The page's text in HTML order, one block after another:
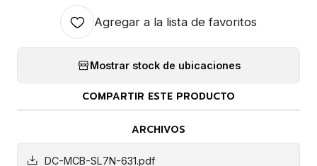
Agregar a la lista de favoritos
Mostrar stock de ubicaciones
COMPARTIR ESTE PRODUCTO
ARCHIVOS
DC-MCB-SL7N-631.pdf